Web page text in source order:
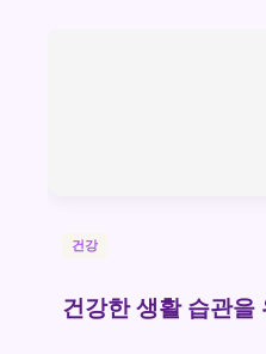
건강
건강한 생활 습관을